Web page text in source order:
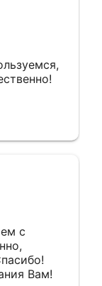
с
Вам!